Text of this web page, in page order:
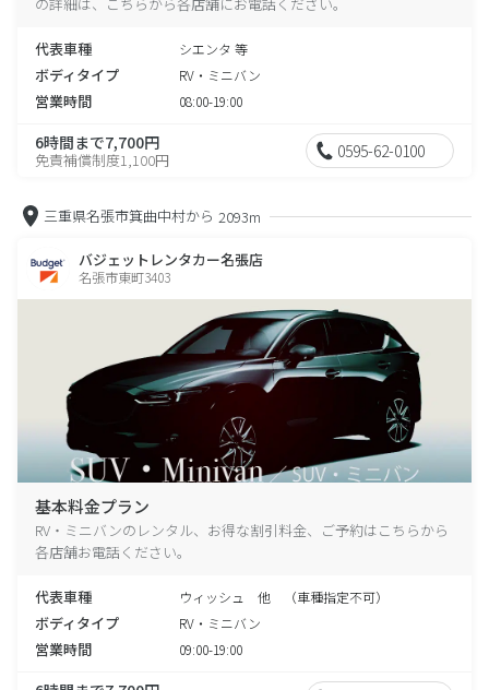
代表車種 シエンタ 等
ボディタイプ RV・ミニバン
営業時間 08:00-19:00
6時間まで7,700円
免責補償制度1,100円 0595-62-0100
三重県名張市箕曲中村から 2093m
バジェットレンタカー名張店
名張市東町3403
基本料金プラン
RV・ミニバンのレンタル、お得な割引料金、ご予約はこちらから
各店舗お電話ください。
代表車種 ウィッシュ 他 （車種指定不可）
ボディタイプ RV・ミニバン
営業時間 09:00-19:00